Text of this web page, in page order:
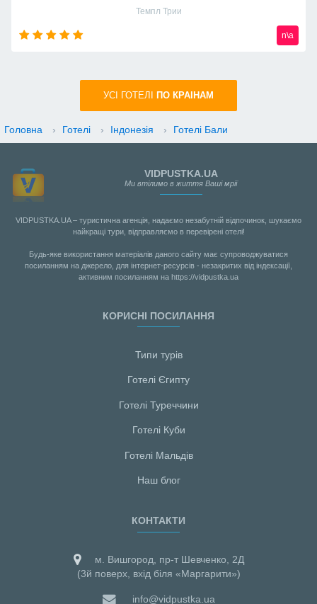
Маджестик Мираж
n\a
УСI ГОТЕЛІ ПО КРАIНАМ
Головна › Готелі › Індонезія › Готелі Бали
VIDPUSTKA.UA
Ми втілимо в життя Ваші мрії
VIDPUSTKA.UA – туристична агенція, надаємо незабутній відпочинок, шукаємо
найкращі тури, відправляємо в перевірені отелі!
Будь-яке використання матеріалів даного сайту має супроводжуватися
посиланням на джерело, для інтернет-ресурсів - незакритих від індексації,
активним посиланням на https://vidpustka.ua
КОРИСНІ ПОСИЛАННЯ
Типи турів
Готелі Єгипту
Готелі Туреччини
Готелі Куби
Готелі Мальдiв
Наш блог
КОНТАКТИ
м. Вишгород, пр-т Шевченко, 2Д
(3й поверх, вхід біля «Маргарити»)
info@vidpustka.ua